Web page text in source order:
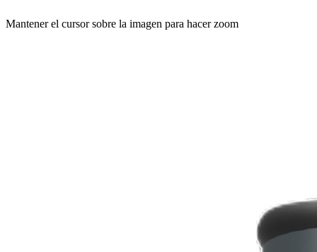
Mantener el cursor sobre la imagen para hacer zoom